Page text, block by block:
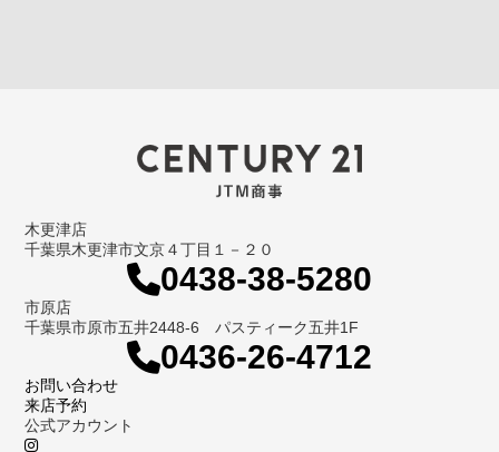
木更津店
千葉県木更津市文京４丁目１－２０
0438-38-5280
市原店
千葉県市原市五井2448-6 パスティーク五井1F
0436-26-4712
お問い合わせ
来店予約
公式アカウント